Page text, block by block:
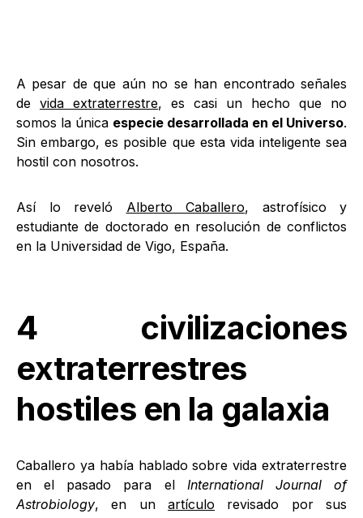
A pesar de que aún no se han encontrado señales
de vida extraterrestre, es casi un hecho que no
somos la única especie desarrollada en el Universo.
Sin embargo, es posible que esta vida inteligente sea
hostil con nosotros.
Así lo reveló Alberto Caballero, astrofísico y
estudiante de doctorado en resolución de conflictos
en la Universidad de Vigo, España.
4 civilizaciones
extraterrestres
hostiles en la galaxia
Caballero ya había hablado sobre vida extraterrestre
en el pasado para el International Journal of
Astrobiology, en un artículo revisado por sus